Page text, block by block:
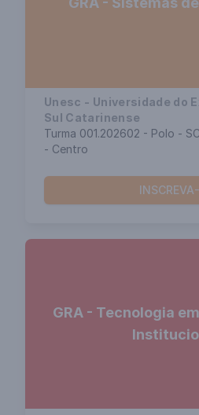
Unesc - Universidade do
Sul Catarinense
Turma 001.202602 - Polo -
- Centro
GRA - Tecnologia